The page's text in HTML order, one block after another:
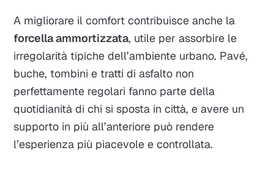
A migliorare il comfort contribuisce anche la
forcella ammortizzata, utile per assorbire le
irregolarità tipiche dell’ambiente urbano. Pavé,
buche, tombini e tratti di asfalto non
perfettamente regolari fanno parte della
quotidianità di chi si sposta in città, e avere un
supporto in più all’anteriore può rendere
l’esperienza più piacevole e controllata.